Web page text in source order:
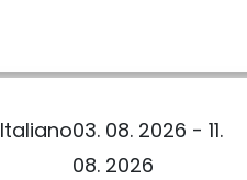
Italiano03. 08. 2026 - 11.
08. 2026